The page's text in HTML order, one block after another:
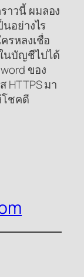
าวนี้ ผมลอง
อย่างไร
รหลงเชื่อ
นบัญชีไปได้
ของ
HTTPS มา
โชคดี